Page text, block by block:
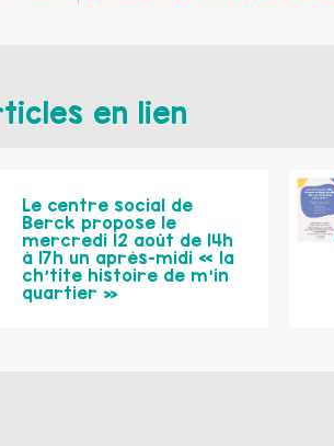
en lien
Le centre social de
Berck propose le
mercredi 12 août de 14h
à 17h un après-midi « la
ch’tite histoire de m’in
quartier »